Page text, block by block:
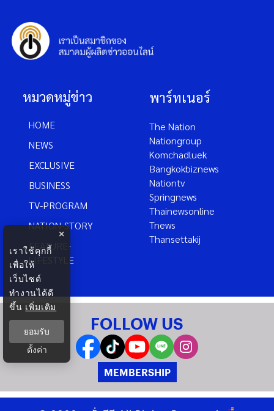
หมวดหมู่ข่าว
HOME
NEWS
EXCLUSIVE
BUSINESS
TV-PROGRAM
NATION-STORY
FEATURE-
LIFESTYLE
พาร์ทเนอร์
The Nation
Nationgroup
Komchadluek
Bangkokbiznews
Nationtv
Springnews
Thainewsonline
Tnews
Thansettakij
FOLLOW US
MEMBERSHIP
×
เราใช้คุกกี้
เพื่อให้
เว็บไซต์
ทำงานได้ดี
ขึ้น เพิ่มเติม
ยอมรับ
ตั้งค่า